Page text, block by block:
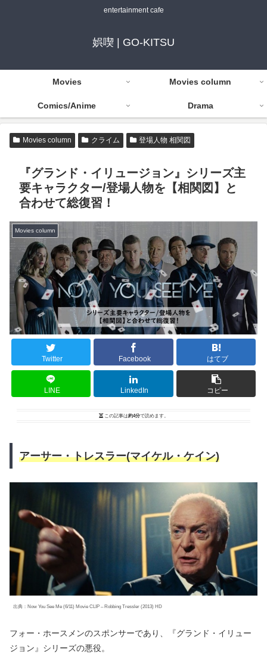
entertainment cafe
娯喫 | GO-KITSU
Movies Movies column
Comics/Anime Drama
Movies column クライム 登場人物 相関図
『グランド・イリュージョン』シリーズ主
要キャラクター/登場人物を【相関図】と
合わせて総復習！
Movies column
Twitter Facebook はてブ
LINE LinkedIn コピー
この記事は約4分で読めます。
アーサー・トレスラー(マイケル・ケイン)
出典：Now You See Me (6/11) Movie CLIP – Robbing Tressler (2013) HD
フォー・ホースメンのスポンサーであり、『グランド・イリュー
ジョン』シリーズの悪役。